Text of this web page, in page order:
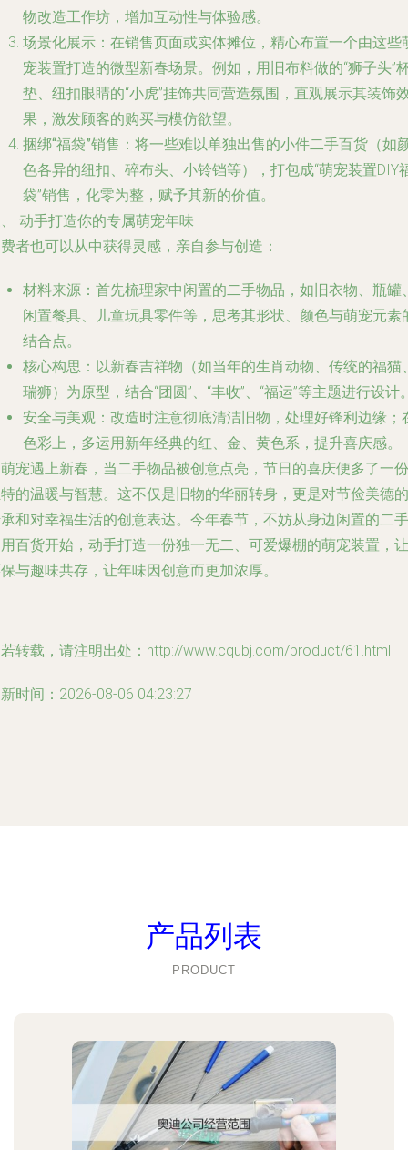
物改造工作坊，增加互动性与体验感。
场景化展示 ：在销售页面或实体摊位，精心布置一个由这些
宠装置打造的微型新春场景。例如，用旧布料做的“狮子头”
垫、纽扣眼睛的“小虎”挂饰共同营造氛围，直观展示其装饰
果，激发顾客的购买与模仿欲望。
捆绑“福袋”销售 ：将一些难以单独出售的小件二手百货（如
色各异的纽扣、碎布头、小铃铛等），打包成“萌宠装置DIY
袋”销售，化零为整，赋予其新的价值。
动手打造你的专属萌宠年味
者也可以从中获得灵感，亲自参与创造：
材料来源 ：首先梳理家中闲置的二手物品，如旧衣物、瓶罐
闲置餐具、儿童玩具零件等，思考其形状、颜色与萌宠元素
结合点。
核心构思 ：以新春吉祥物（如当年的生肖动物、传统的福猫
瑞狮）为原型，结合“团圆”、“丰收”、“福运”等主题进行设计
安全与美观 ：改造时注意彻底清洁旧物，处理好锋利边缘；
色彩上，多运用新年经典的红、金、黄色系，提升喜庆感。
宠遇上新春，当二手物品被创意点亮，节日的喜庆便多了一份
的温暖与智慧。这不仅是旧物的华丽转身，更是对节俭美德的
和对幸福生活的创意表达。今年春节，不妨从身边闲置的二手
百货开始，动手打造一份独一无二、可爱爆棚的萌宠装置，让
与趣味共存，让年味因创意而更加浓厚。
转载，请注明出处：http://www.cqubj.com/product/61.html
时间：2026-08-06 04:23:27
产品列表
PRODUCT